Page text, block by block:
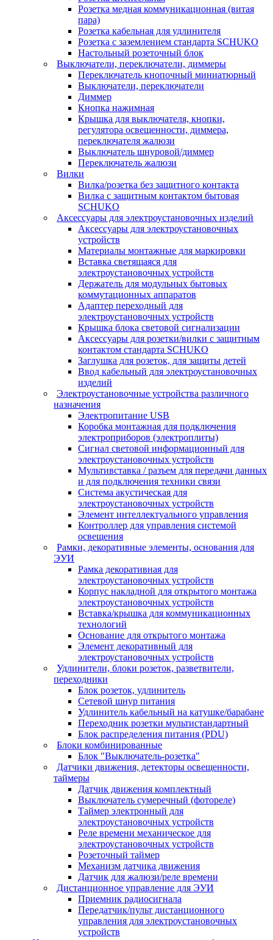
Розетка медная коммуникационная (витая
пара)
Розетка кабельная для удлинителя
Розетка с заземлением стандарта SCHUKO
Настольный розеточный блок
Выключатели, переключатели, диммеры
Переключатель кнопочный миниатюрный
Выключатели, переключатели
Диммер
Кнопка нажимная
Крышка для выключателя, кнопки,
регулятора освещенности, диммера,
переключателя жалюзи
Выключатель шнуровой/диммер
Переключатель жалюзи
Вилки
Вилка/розетка без защитного контакта
Вилка с защитным контактом бытовая
SCHUKO
Аксессуары для электроустановочных изделий
Аксессуары для электроустановочных
устройств
Материалы монтажные для маркировки
Вставка светящаяся для
электроустановочных устройств
Держатель для модульных бытовых
коммутационных аппаратов
Адаптер переходный для
электроустановочных устройств
Крышка блока световой сигнализации
Аксессуары для розетки/вилки с защитным
контактом стандарта SCHUKO
Заглушка для розеток, для защиты детей
Ввод кабельный для электроустановочных
изделий
Электроустановочные устройства различного
назначения
Электропитание USB
Коробка монтажная для подключения
электроприборов (электроплиты)
Сигнал световой информационный для
электроустановочных устройств
Мультивставка / разъем для передачи данных
и для подключения техники связи
Система акустическая для
электроустановочных устройств
Элемент интеллектуального управления
Контроллер для управления системой
освещения
Рамки, декоративные элементы, основания для
ЭУИ
Рамка декоративная для
электроустановочных устройств
Корпус накладной для открытого монтажа
электроустановочных устройств
Вставка/крышка для коммуникационных
технологий
Основание для открытого монтажа
Элемент декоративный для
электроустановочных устройств
Удлинители, блоки розеток, разветвители,
переходники
Блок розеток, удлинитель
Сетевой шнур питания
Удлинитель кабельный на катушке/барабане
Переходник розетки мультистандартный
Блок распределения питания (PDU)
Блоки комбинированные
Блок "Выключатель-розетка"
Датчики движения, детекторы освещенности,
таймеры
Датчик движения комплектный
Выключатель сумеречный (фотореле)
Таймер электронный для
электроустановочных устройств
Реле времени механическое для
электроустановочных устройств
Розеточный таймер
Механизм датчика движения
Датчик для жалюзи/реле времени
Дистанционное управление для ЭУИ
Приемник радиосигнала
Передатчик/пульт дистанционного
управления для электроустановочных
устройств